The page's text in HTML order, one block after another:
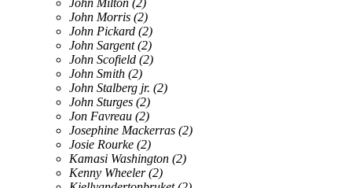
John Morris (2)
John Pickard (2)
John Sargent (2)
John Scofield (2)
John Smith (2)
John Stalberg jr. (2)
John Sturges (2)
Jon Favreau (2)
Josephine Mackerras (2)
Josie Rourke (2)
Kamasi Washington (2)
Kenny Wheeler(2)